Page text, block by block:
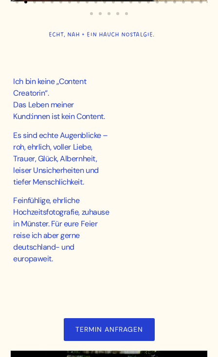
ECHT, NAH + EIN HAUCH NOSTALGIE.
Ich bin keine „Content
Creatorin“.
Das Leben meiner
Kund:innen ist kein Content.
Es sind echte Augenblicke –
roh, ehrlich, voller Liebe,
Trauer, Glück, Albernheit,
leiser Unsicherheiten und
tiefer Menschlichkeit.
Feinfühlige, ehrliche
Hochzeitsfotografie, zuhause
in Münster. Für eure Feier
reise ich aber gerne
deutschland- und
europaweit.
TERMIN ANFRAGEN